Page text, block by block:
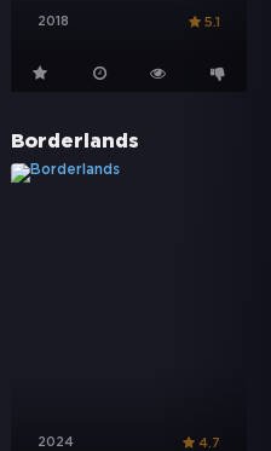
2018 5.1
Borderlands
2024 4.7